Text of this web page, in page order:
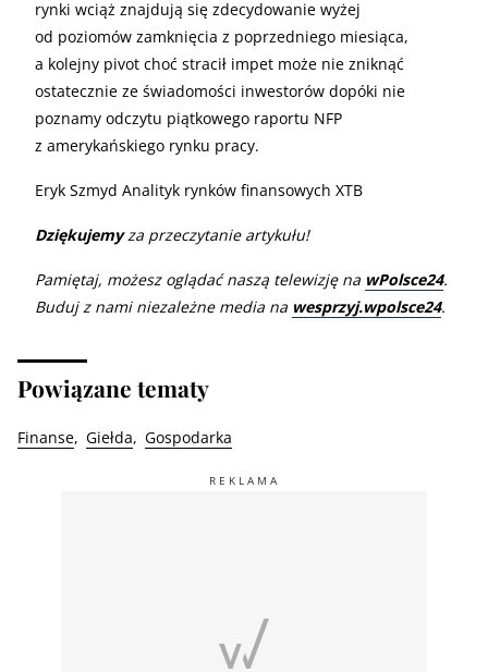
rynki wciąż znajdują się zdecydowanie wyżej
od poziomów zamknięcia z poprzedniego miesiąca,
a kolejny pivot choć stracił impet może nie zniknąć
ostatecznie ze świadomości inwestorów dopóki nie
poznamy odczytu piątkowego raportu NFP
z amerykańskiego rynku pracy.
Eryk Szmyd Analityk rynków finansowych XTB
Dziękujemyza przeczytanie artykułu!
Pamiętaj, możesz oglądać naszą telewizję na wPolsce24.
Buduj z nami niezależne media na wesprzyj.wpolsce24.
Powiązane tematy
Finanse Giełda Gospodarka